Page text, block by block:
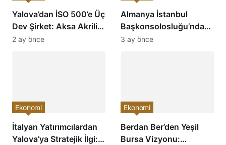
Yalova’dan İSO 500’e Üç
Dev Şirket: Aksa Akrilik,
Akkim ve Aksa Karbon
2 ay önce
Almanya İstanbul
Başkonsolosluğu’ndan
YTSO’ya Ziyaret:
3 ay önce
İtalyan Yatırımcılardan
Yalova’ya Stratejik İlgi:
Ekonomi
Berdan Ber’den Yeşil
Bursa Vizyonu:
Ekonomi